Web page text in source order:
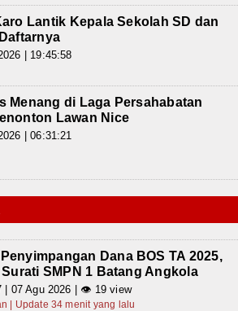
Lantik Kepala Sekolah SD dan
| 19:45:58
Menang di Laga Persahabatan
Lawan Nice
| 06:31:21
Dana BOS TA 2025,
SMPN 1 Batang Angkola
| 07 Agu 2026 | 👁 19 view
| Update 34 menit yang lalu